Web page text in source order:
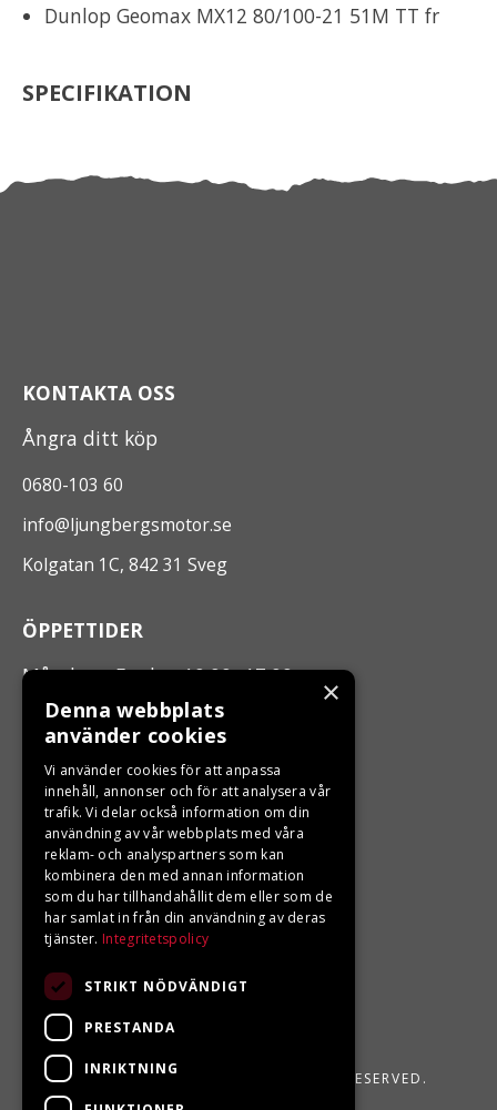
Dunlop Geomax MX12 80/100-21 51M TT fr
SPECIFIKATION
KONTAKTA OSS
Ångra ditt köp
0680-103 60
info@ljungbergsmotor.se
Kolgatan 1C, 842 31 Sveg
ÖPPETTIDER
Måndag - Fredag 10.00 -17.00
LJUNGBERGS MOTOR
Din BRP återförsäljare i Sveg!
LJUNGBERGS MOTOR 2026. ALL RIGHTS RESERVED.
×
Denna webbplats
använder cookies
Vi använder cookies för att anpassa
innehåll, annonser och för att analysera vår
trafik. Vi delar också information om din
användning av vår webbplats med våra
reklam- och analyspartners som kan
kombinera den med annan information
som du har tillhandahållit dem eller som de
har samlat in från din användning av deras
tjänster. Integritetspolicy
STRIKT NÖDVÄNDIGT
PRESTANDA
INRIKTNING